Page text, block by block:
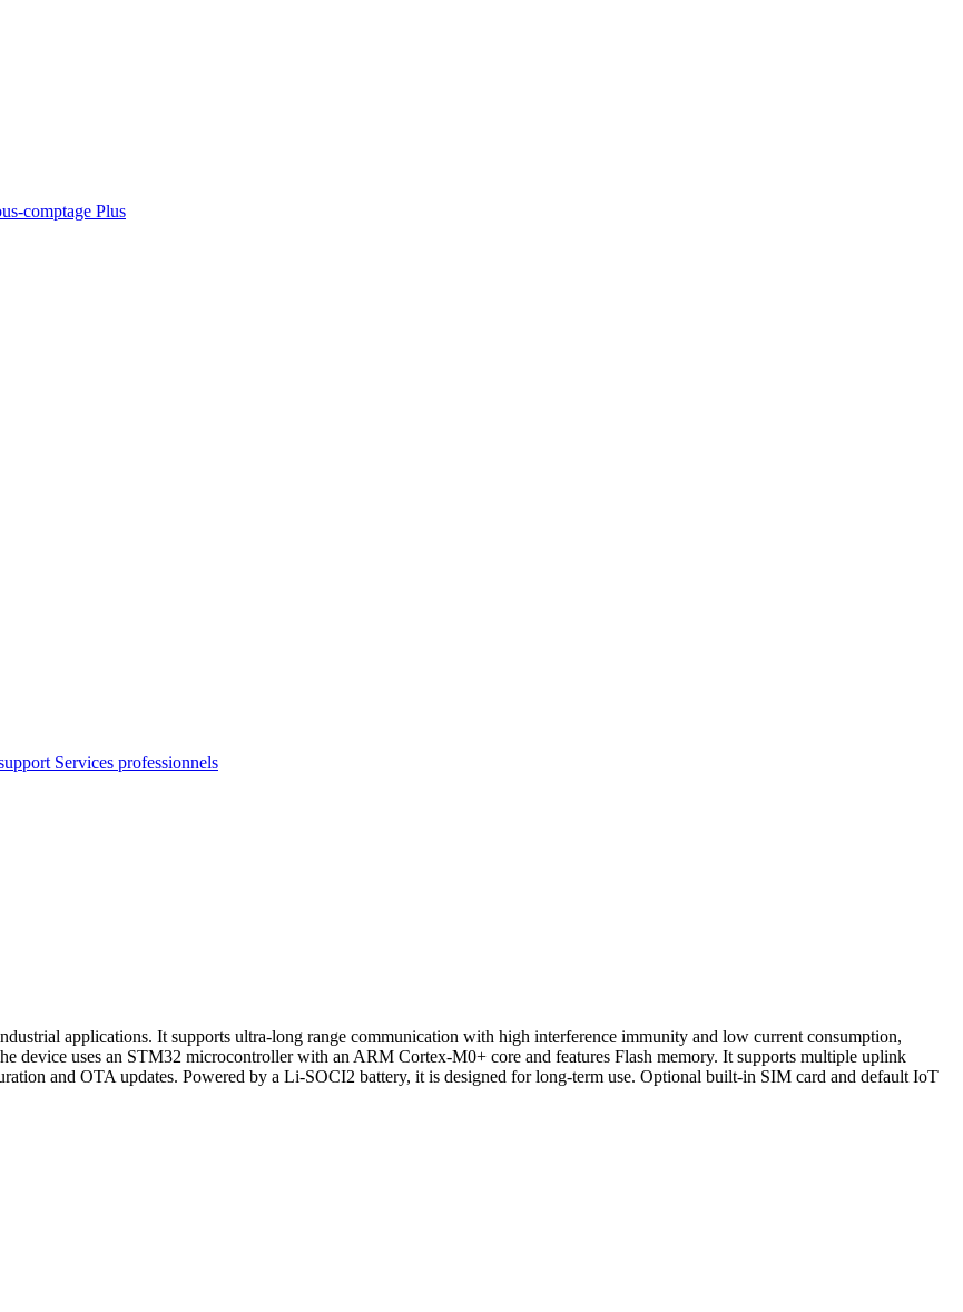
comptage Plus
Services professionnels
applications. It supports ultra-long range communication with high interference immunity and low current consumption,
device uses an STM32 microcontroller with an ARM Cortex-M0+ core and features Flash memory. It supports multiple uplink
and OTA updates. Powered by a Li-SOCI2 battery, it is designed for long-term use. Optional built-in SIM card and default IoT